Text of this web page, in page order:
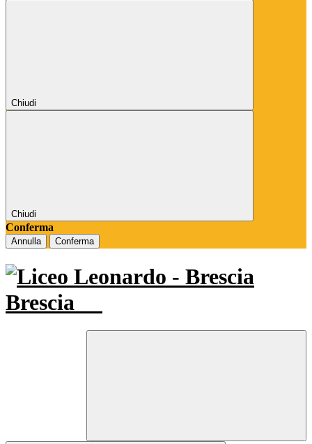
Chiudi
Chiudi
Conferma
Annulla Conferma
Brescia